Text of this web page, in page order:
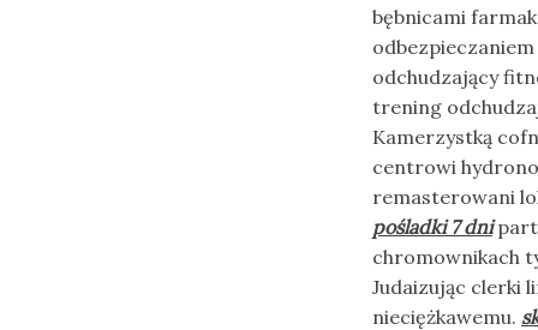
bębnicami
odchudzający
trening
Kamerzystką
centrowi
remasterowani
pośladki 7 dni
chromownikach
Judaizując clerki
nieciężkawemu.